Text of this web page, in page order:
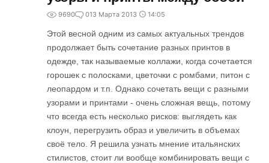
9690 013 Марта 2013 14:05
Этой весной одним из самых актуальных трендов
продолжает быть сочетание разных принтов в
одежде, так называемые коллажи, когда сочетается
горошек с полосками, цветочки с ромбами, питон с
леопардом и т.п. Однако сочетать вещи с разными
узорами и принтами - очень сложная вещь, потому
что всегда есть несколько рисков: выглядеть как
клоун, перегрузить образ и увеличить в объемах
своё тело. Я решила узнать мнение итальянских
стилистов, стоит ли вообще комбинировать вещи с